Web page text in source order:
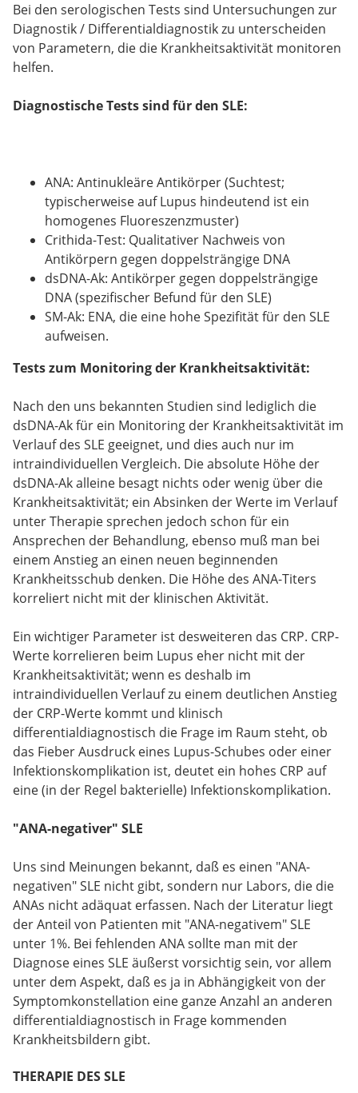
Bei den serologischen Tests sind Untersuchungen zur
Diagnostik / Differentialdiagnostik zu unterscheiden
von Parametern, die die Krankheitsaktivität monitoren
helfen.
Diagnostische Tests sind für den SLE:
ANA: Antinukleäre Antikörper (Suchtest;
typischerweise auf Lupus hindeutend ist ein
homogenes Fluoreszenzmuster)
Crithida-Test: Qualitativer Nachweis von
Antikörpern gegen doppelsträngige DNA
dsDNA-Ak: Antikörper gegen doppelsträngige
DNA (spezifischer Befund für den SLE)
SM-Ak: ENA, die eine hohe Spezifität für den SLE
aufweisen.
Tests zum Monitoring der Krankheitsaktivität:
Nach den uns bekannten Studien sind lediglich die
dsDNA-Ak für ein Monitoring der Krankheitsaktivität im
Verlauf des SLE geeignet, und dies auch nur im
intraindividuellen Vergleich. Die absolute Höhe der
dsDNA-Ak alleine besagt nichts oder wenig über die
Krankheitsaktivität; ein Absinken der Werte im Verlauf
unter Therapie sprechen jedoch schon für ein
Ansprechen der Behandlung, ebenso muß man bei
einem Anstieg an einen neuen beginnenden
Krankheitsschub denken. Die Höhe des ANA-Titers
korreliert nicht mit der klinischen Aktivität.
Ein wichtiger Parameter ist desweiteren das CRP. CRP-
Werte korrelieren beim Lupus eher nicht mit der
Krankheitsaktivität; wenn es deshalb im
intraindividuellen Verlauf zu einem deutlichen Anstieg
der CRP-Werte kommt und klinisch
differentialdiagnostisch die Frage im Raum steht, ob
das Fieber Ausdruck eines Lupus-Schubes oder einer
Infektionskomplikation ist, deutet ein hohes CRP auf
eine (in der Regel bakterielle) Infektionskomplikation.
"ANA-negativer" SLE
Uns sind Meinungen bekannt, daß es einen "ANA-
negativen" SLE nicht gibt, sondern nur Labors, die die
ANAs nicht adäquat erfassen. Nach der Literatur liegt
der Anteil von Patienten mit "ANA-negativem" SLE
unter 1%. Bei fehlenden ANA sollte man mit der
Diagnose eines SLE äußerst vorsichtig sein, vor allem
unter dem Aspekt, daß es ja in Abhängigkeit von der
Symptomkonstellation eine ganze Anzahl an anderen
differentialdiagnostisch in Frage kommenden
Krankheitsbildern gibt.
THERAPIE DES SLE